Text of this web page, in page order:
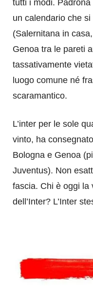
tutti i modi.
un calendario che
(Salernitana in
Genoa tra le pareti
tassativamente
luogo comune né
scaramantico.
L’inter per le sole
vinto, ha
Bologna e Genoa
Juventus). Non
fascia. Chi è oggi la
dell’Inter? L’Inter